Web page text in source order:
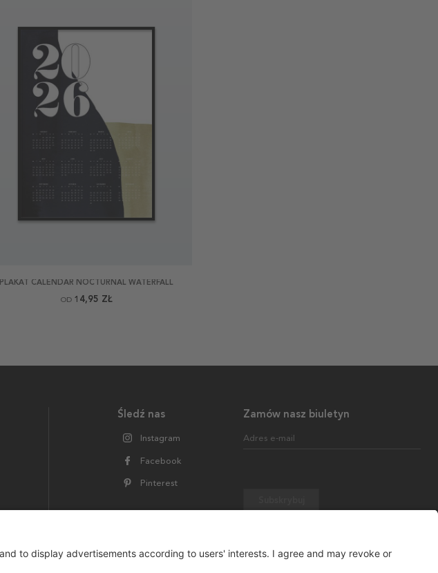
PLAKAT CALENDAR NOCTURNAL WATERFALL
OD 14,95 ZŁ
Zamów nasz biuletyn
Adres e-mail
Śledź nas
Instagram
Facebook
Pinterest